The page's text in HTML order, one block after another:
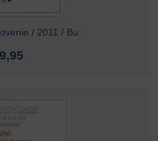
/ 2011 / Bu